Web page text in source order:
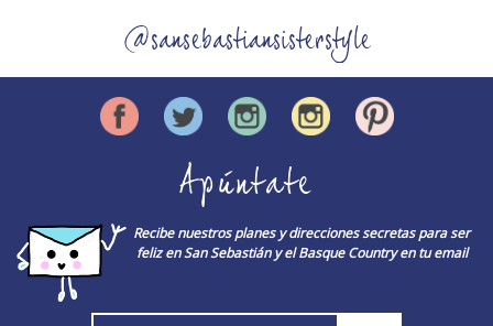
@sansebastiansisterstyle
Apúntate
Recibe nuestros planes y direcciones secretas para ser
feliz en San Sebastián y el Basque Country en tu email